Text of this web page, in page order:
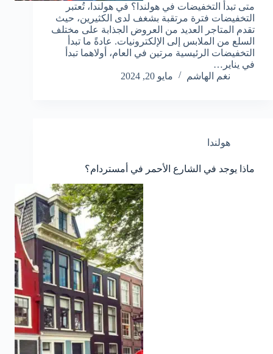
متى تبدأ التخفيضات في هولندا؟ في هولندا، تُعتبر
التخفيضات فترة مرتقبة بشغف لدى الكثيرين، حيث
تقدم المتاجر العديد من العروض الجذابة على مختلف
السلع من الملابس إلى الإلكترونيات. عادةً ما تبدأ
التخفيضات الرئيسية مرتين في العام، أولاهما تبدأ
في يناير…
نغم الهاشم
مايو 20, 2024
هولندا
ماذا يوجد في الشارع الأحمر في أمستردام؟